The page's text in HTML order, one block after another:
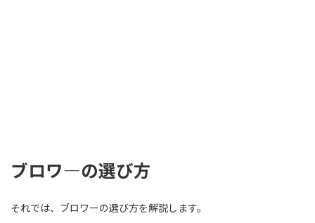
ブロワ―の選び方
それでは、ブロワーの選び方を解説します。